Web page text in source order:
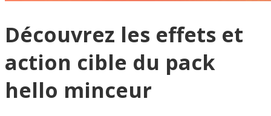
Découvrez les effets et
action cible du pack
hello minceur